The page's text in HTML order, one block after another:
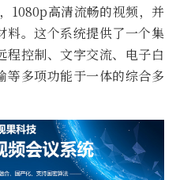
1080p高清流畅的视频，并
料。这个系统提供了一个集
程控制、文字交流、电子白
等多项功能于一体的综合多